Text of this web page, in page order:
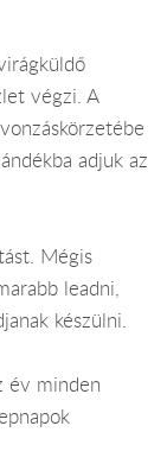
végzi. A
adjuk az
Mégis
leadni,
készülni.
év minden